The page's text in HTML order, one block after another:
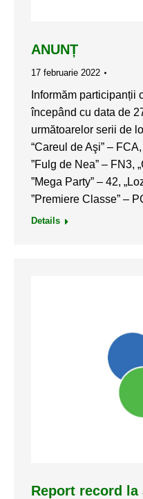
ANUNȚ
17 februarie 2022
Informăm participanții
începând cu data de
următoarelor serii de
“Careul de Aşi” –
”Fulg de Nea” – FN3,
”Mega Party” – 42,
”Premiere Classe” –
Details
Report record